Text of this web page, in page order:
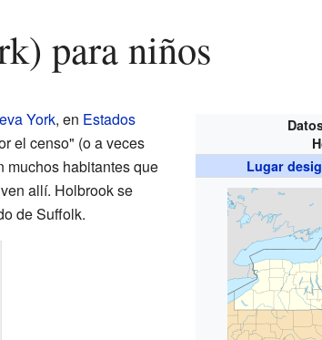
para niños
Lugar
York, en Estados
el censo" (o a veces
muchos habitantes que
allí. Holbrook se
de Suffolk.